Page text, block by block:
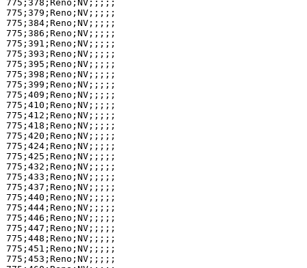
775;378;Reno;NV;;;;;
775;379;Reno;NV;;;;;
775;384;Reno;NV;;;;;
775;386;Reno;NV;;;;;
775;391;Reno;NV;;;;;
775;393;Reno;NV;;;;;
775;395;Reno;NV;;;;;
775;398;Reno;NV;;;;;
775;399;Reno;NV;;;;;
775;409;Reno;NV;;;;;
775;410;Reno;NV;;;;;
775;412;Reno;NV;;;;;
775;418;Reno;NV;;;;;
775;420;Reno;NV;;;;;
775;424;Reno;NV;;;;;
775;425;Reno;NV;;;;;
775;432;Reno;NV;;;;;
775;433;Reno;NV;;;;;
775;437;Reno;NV;;;;;
775;440;Reno;NV;;;;;
775;444;Reno;NV;;;;;
775;446;Reno;NV;;;;;
775;447;Reno;NV;;;;;
775;448;Reno;NV;;;;;
775;451;Reno;NV;;;;;
775;453;Reno;NV;;;;;